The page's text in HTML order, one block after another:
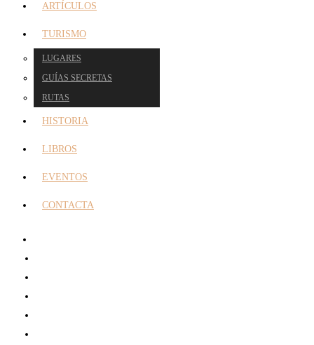
ARTÍCULOS
TURISMO
LUGARES
GUÍAS SECRETAS
RUTAS
HISTORIA
LIBROS
EVENTOS
CONTACTA